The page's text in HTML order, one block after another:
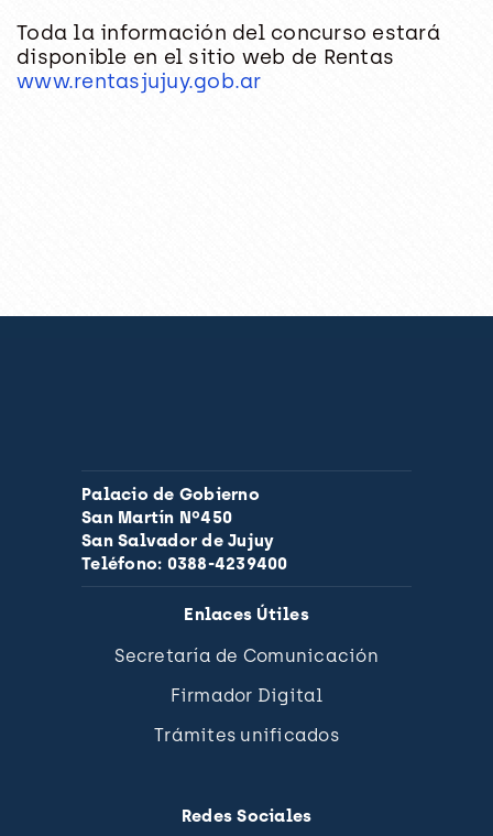
Toda la información del concurso estará
disponible en el sitio web de Rentas
www.rentasjujuy.gob.ar
Palacio de Gobierno
San Martín Nº450
San Salvador de Jujuy
Teléfono: 0388-4239400
Enlaces Útiles
Secretaría de Comunicación
Firmador Digital
Trámites unificados
Redes Sociales